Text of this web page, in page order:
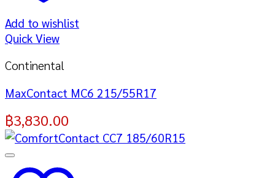
Add to wishlist
Quick View
Continental
MaxContact MC6 215/55R17
฿3,830.00